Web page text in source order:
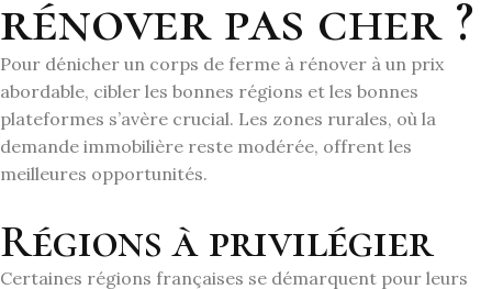
rénover pas cher ?
Pour dénicher un corps de ferme à rénover à un prix
abordable, cibler les bonnes régions et les bonnes
plateformes s’avère crucial. Les zones rurales, où la
demande immobilière reste modérée, offrent les
meilleures opportunités.
Régions à privilégier
Certaines régions françaises se démarquent pour leurs